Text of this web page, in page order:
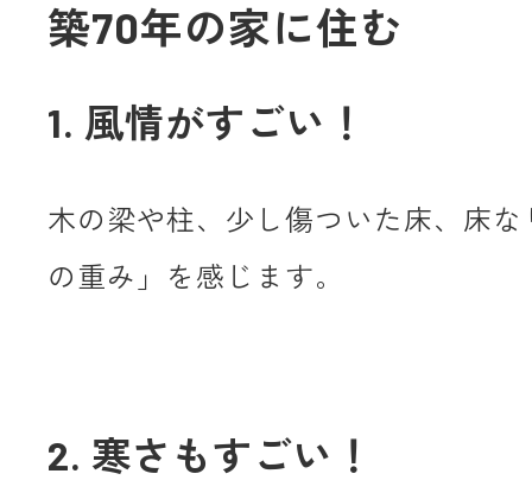
築70年の家に住む
1. 風情がすごい！
木の梁や柱、少し傷ついた床、床
の重み」を感じます。
2. 寒さもすごい！